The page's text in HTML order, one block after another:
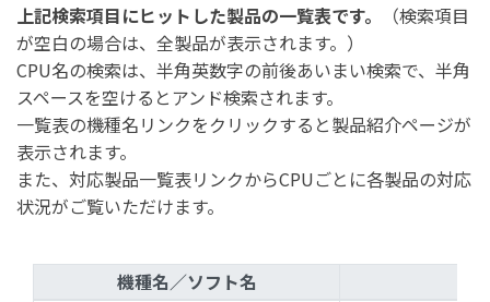
上記検索項目にヒットした製品の一覧表です。
（検索項目
が空白の場合は、全製品が表示されます。）
CPU名の検索は、半角英数字の前後あいまい検索で、半角
スペースを空けるとアンド検索されます。
一覧表の機種名リンクをクリックすると製品紹介ページが
表示されます。
また、対応製品一覧表リンクからCPUごとに各製品の対応
状況がご覧いただけます。
機種名／ソフト名